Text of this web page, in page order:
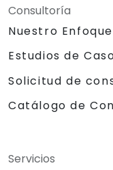
Consultoría
Nuestro Enfoque
Estudios de
Solicitud de
Catálogo de
Servicios